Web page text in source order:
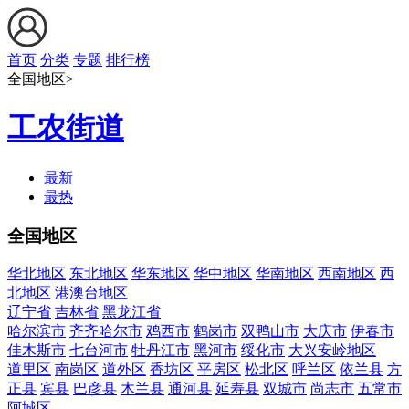
首页 分类 专题 排行榜
全国地区>
工农街道
最新
最热
全国地区
华北地区 东北地区 华东地区 华中地区 华南地区 西南地区 西
北地区 港澳台地区
辽宁省 吉林省 黑龙江省
哈尔滨市 齐齐哈尔市 鸡西市 鹤岗市 双鸭山市 大庆市 伊春市
佳木斯市 七台河市 牡丹江市 黑河市 绥化市 大兴安岭地区
道里区 南岗区 道外区 香坊区 平房区 松北区 呼兰区 依兰县 方
正县 宾县 巴彦县 木兰县 通河县 延寿县 双城市 尚志市 五常市